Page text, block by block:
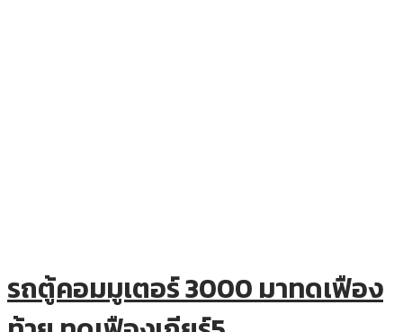
รถตู้คอมมูเตอร์ 3000 มาทดเฟือง